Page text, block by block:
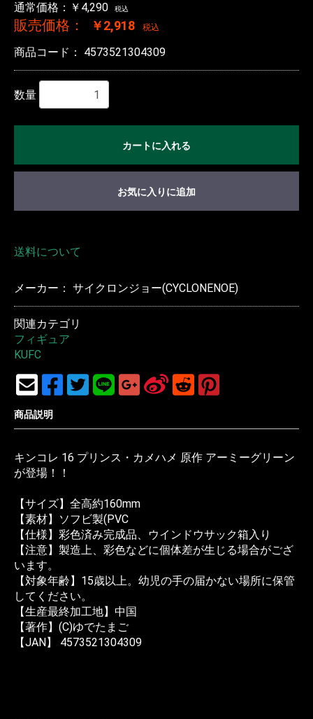
通常価格：￥4,290 税込
販売価格： ￥2,918 税込
商品コード： 4573521304309
数量
カートに入れる
お気に入りに追加
送料について
メーカー： サイクロンジョー(CYCLONENOE)
関連カテゴリ
フィギュア
KUFC
商品説明
キンコレ 16 プリンス・カメハメ 原作 アーミーグリーン
が登場！！
【サイズ】全高約160mm
【素材】ソフビ製(PVC
【仕様】彩色済み完成品、ウインドウサック箱入り
【注意】製造上、彩色などに個体差が生じる場合がござ
います。
【対象年齢】15歳以上。幼児の手の届かない場所に保管
してください。
【生産最終加工地】中国
【著作】(C)ゆでたまご
【JAN】 4573521304309